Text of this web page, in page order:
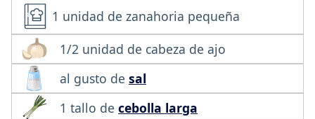
1 unidad de zanahoria pequeña
1/2 unidad de cabeza de ajo
al gusto de sal
1 tallo de cebolla larga